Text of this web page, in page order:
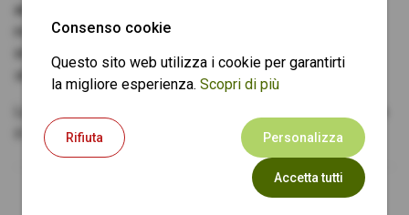
arredati con gusto e cura dei dettagli, per garantirvi il
massimo del comfort. Potrete scegliere tra soluzioni
interne all'agriturismo o indipendenti, immersi nel centro
storico di Casal Velino, a pochi passi dal mare.
il vostro soggiorno all'Agriturismo I Moresani!
Consenso cookie
Questo sito web utilizza i cookie per garantirti
la migliore esperienza. Scopri di più
Rifiuta Personalizza
Accetta tutti